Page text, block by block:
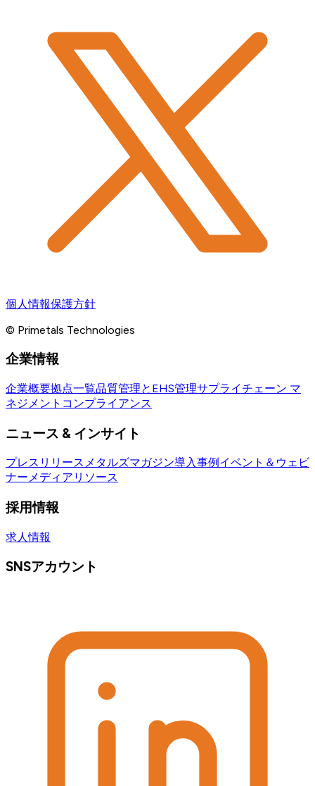
個人情報保護方針
© Primetals Technologies
企業情報
企業概要拠点一覧品質管理とEHS管理サプライチェーン マ
ネジメント コンプライアンス
ニュース & インサイト
プレスリリース メタルズマガジン導入事例 イベント＆ウェビ
ナーメディアリソース
採用情報
求人情報
SNSアカウント